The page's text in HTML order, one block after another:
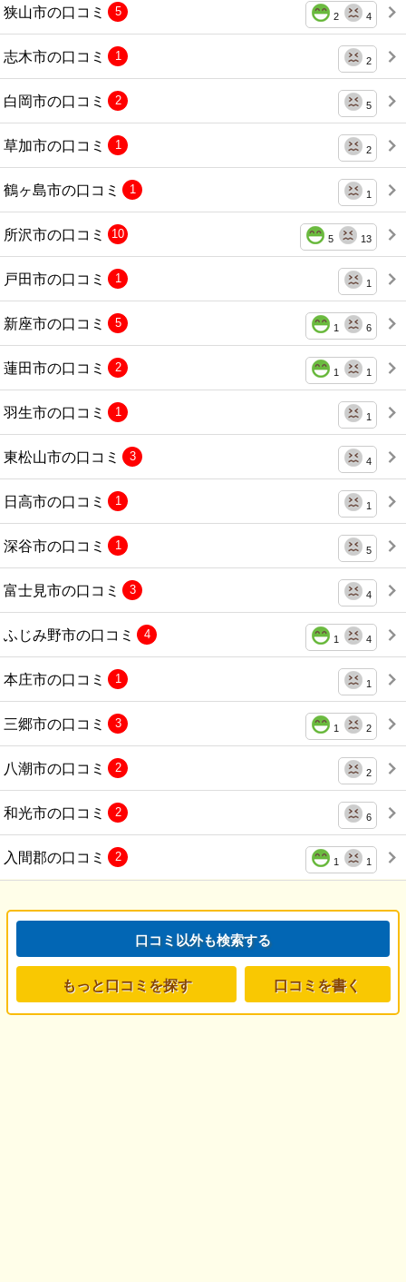
狭山市の口コミ 2 4
5
志木市の口コミ 2
1
白岡市の口コミ 5
2
草加市の口コミ 2
1
鶴ヶ島市の口コミ 1
1
所沢市の口コミ 5 13
10
戸田市の口コミ 1
1
新座市の口コミ 1 6
5
蓮田市の口コミ 1 1
2
羽生市の口コミ 1
1
東松山市の口コミ 4
3
日高市の口コミ 1
1
深谷市の口コミ 5
1
富士見市の口コミ 4
3
ふじみ野市の口コミ 1 4
4
本庄市の口コミ 1
1
三郷市の口コミ 1 2
3
八潮市の口コミ 2
2
和光市の口コミ 6
2
入間郡の口コミ 1 1
2
口コミ以外も検索する
もっと口コミを探す 口コミを書く